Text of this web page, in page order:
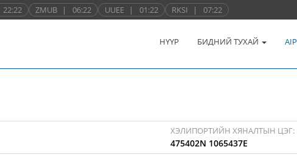
22:22 ZMUB | 06:22 UUEE | 01:22 RKSI | 07:22
НҮҮР БИДНИЙ ТУХАЙ AIP
ХЭЛИПОРТИЙН ХЯНАЛТЫН ЦЭГ:
475402N 1065437E